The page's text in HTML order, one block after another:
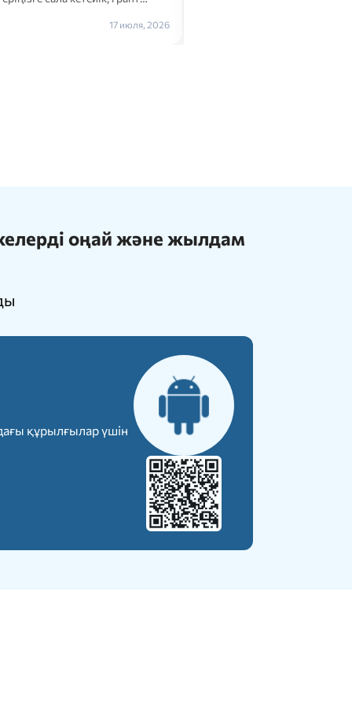
16 июля, 2026
оңай және жылдам
құрылғылар үшін